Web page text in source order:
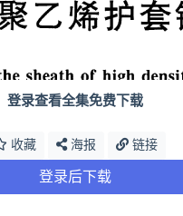
登录查看全集免费下载
收藏 海报 链接
登录后下载